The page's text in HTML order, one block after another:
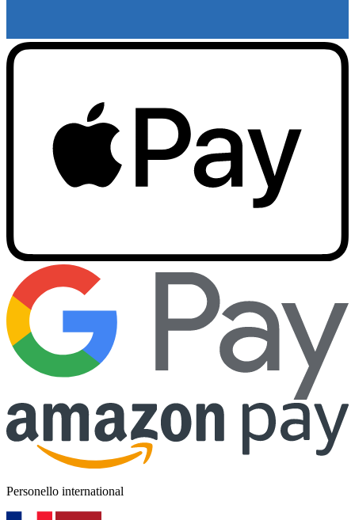
Personello international